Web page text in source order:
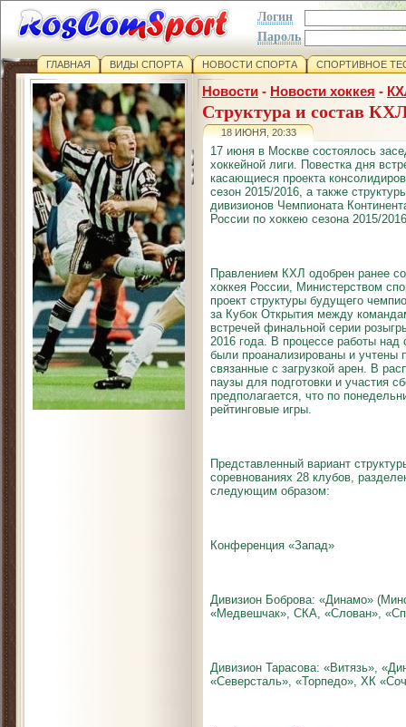
Логин
Пароль
ГЛАВНАЯ ВИДЫ СПОРТА НОВОСТИ СПОРТА СПОРТИВНОЕ
Новости - Новости хоккея -
Структура и состав
18 ИЮНЯ, 20:33
17 июня в Москве состоялось
хоккейной лиги. Повестка дня
касающиеся проекта
сезон 2015/2016, а также
дивизионов Чемпионата
России по хоккею сезона 2015/
Правлением КХЛ одобрен ранее
хоккея России, Министерством
проект структуры будущего
за Кубок Открытия между
встречей финальной серии
2016 года. В процессе работы над
были проанализированы и учтены
связанные с загрузкой арен. В
паузы для подготовки и участия
предполагается, что по
рейтинговые игры.
Представленный вариант
соревнованиях 28 клубов,
следующим образом:
Конференция «Запад»
Дивизион Боброва: «Динамо»
«Медвешчак», СКА, «Слован»,
Дивизион Тарасова: «Витязь»,
«Северсталь», «Торпедо», ХК